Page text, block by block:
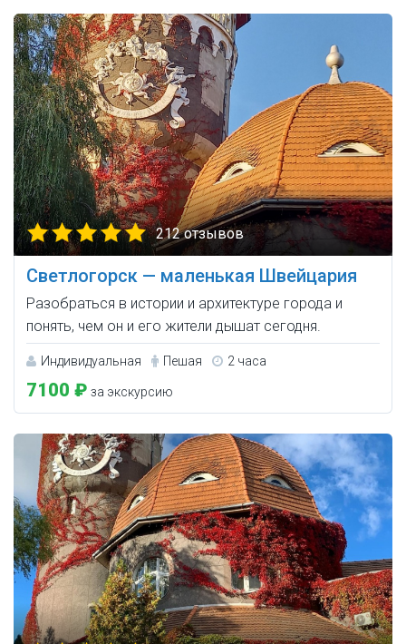
212 отзывов
Светлогорск — маленькая Швейцария
Разобраться в истории и архитектуре города и
понять, чем он и его жители дышат сегодня.
Индивидуальная Пешая 2 часа
7100 ₽ за экскурсию